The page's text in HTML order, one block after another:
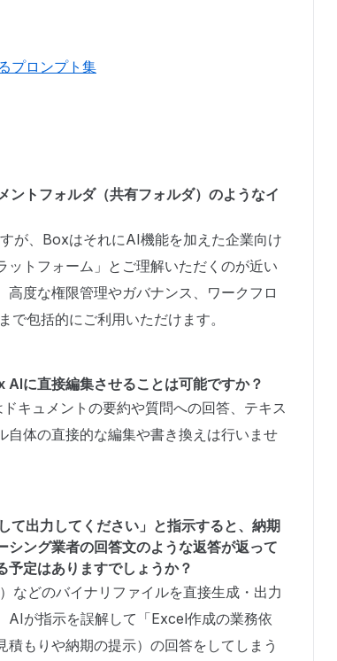
プロンプト集
トフォルダ（共有フォルダ）のようなイ
が、BoxはそれにAI機能を加えた企業向け
トフォーム」とご理解いただくのが近い
度な権限管理やガバナンス、ワークフロ
包括的にご利用いただけます。
に直接編集させることは可能ですか？
キュメントの要約や質問への回答、テキス
自体の直接的な編集や書き換えは行いませ
出力してください」と指示すると、納期
ング業者の回答文のような返答が返って
予定はありますでしょうか？
どのバイナリファイルを直接生成・出力
AIが指示を誤解して「Excel作成の業務依
もりや納期の提示）の回答をしてしまう